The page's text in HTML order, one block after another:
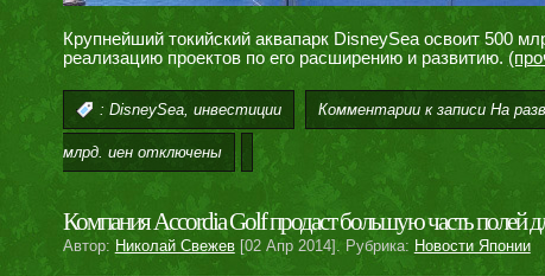
Крупнейший токийский аквапарк DisneySea освоит 500
реализацию проектов по его расширению и развитию.
: DisneySea, инвестиции Комментариик записи На
млрд. иенотключены
Компания Accordia Golf продаст большую часть полей
Автор: Николай Свежев[02 Апр 2014]. Рубрика: Новости Японии